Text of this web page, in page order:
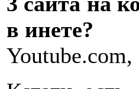
в инете?
Youtube.com,